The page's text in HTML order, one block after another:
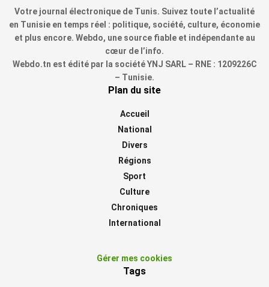
Votre journal électronique de Tunis. Suivez toute l’actualité
en Tunisie en temps réel : politique, société, culture, économie
et plus encore. Webdo, une source fiable et indépendante au
cœur de l’info.
Webdo.tn est édité par la société YNJ SARL – RNE : 1209226C
– Tunisie.
Plan du site
Accueil
National
Divers
Régions
Sport
Culture
Chroniques
International
Gérer mes cookies
Tags